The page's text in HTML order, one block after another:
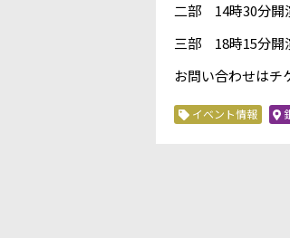
二部 14時30分開
三部 18時15分開
お問い合わせはチ
イベント情報